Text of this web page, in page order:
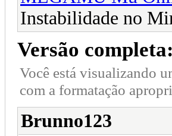
Instabilidade no
Versão completa:
Você está visualizando
com a formatação
Brunno123